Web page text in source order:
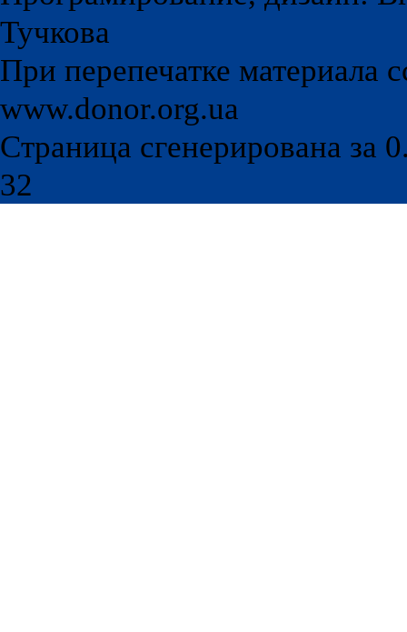
Програмирование, дизайн:
Тучкова
При перепечатке материала
www.donor.org.ua
Страница сгенерирована за
32